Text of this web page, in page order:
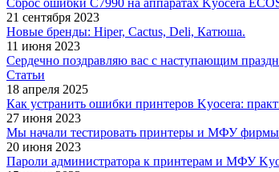
Сброс ошибки С7990 на аппаратах Kyocera
21 сентября 2023
Новые бренды: Hiper, Cactus, Deli, Катюша.
11 июня 2023
Сердечно поздравляю вас с наступающим
Статьи
18 апреля 2025
Как устранить ошибки принтеров Kyocera:
27 июня 2023
Мы начали тестировать принтеры и МФУ фирмы
20 июня 2023
Пароли администратора к принтерам и МФУ